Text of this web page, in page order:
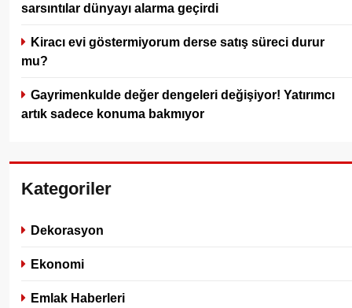
sarsıntılar dünyayı alarma geçirdi
Kiracı evi göstermiyorum derse satış süreci durur
mu?
Gayrimenkulde değer dengeleri değişiyor! Yatırımcı
artık sadece konuma bakmıyor
Kategoriler
Dekorasyon
Ekonomi
Emlak Haberleri